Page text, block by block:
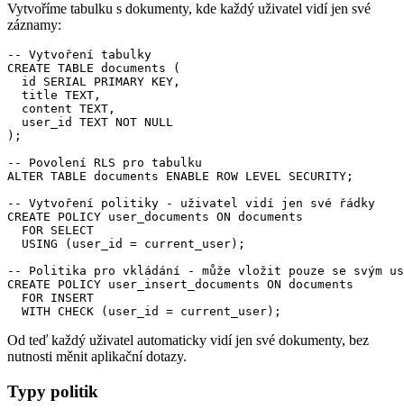
Vytvoříme tabulku s dokumenty, kde každý uživatel vidí jen své
záznamy:
-- Vytvoření tabulky
CREATE TABLE documents (
  id SERIAL PRIMARY KEY,
  title TEXT,
  content TEXT,
  user_id TEXT NOT NULL
);
-- Povolení RLS pro tabulku
ALTER TABLE documents ENABLE ROW LEVEL SECURITY;
-- Vytvoření politiky - uživatel vidí jen své řádky
CREATE POLICY user_documents ON documents
  FOR SELECT
  USING (user_id = current_user);
-- Politika pro vkládání - může vložit pouze se svým
CREATE POLICY user_insert_documents ON documents
  FOR INSERT
  WITH CHECK (user_id = current_user);
Od teď každý uživatel automaticky vidí jen své dokumenty, bez
nutnosti měnit aplikační dotazy.
Typy politik